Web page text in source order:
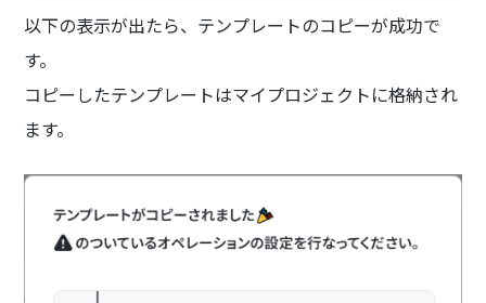
以下の表示が出たら、テンプレートのコピーが成功で
す。
コピーしたテンプレートはマイプロジェクトに格納され
ます。